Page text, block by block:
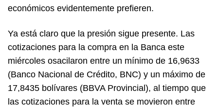
económicos evidentemente prefieren.
Ya está claro que la presión sigue presente. Las
cotizaciones para la compra en la Banca este
miércoles osacilaron entre un mínimo de 16,9633
(Banco Nacional de Crédito, BNC) y un máximo de
17,8435 bolívares (BBVA Provincial), al tiempo que
las cotizaciones para la venta se movieron entre